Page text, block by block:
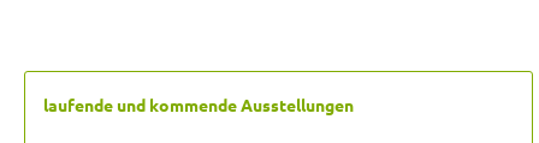
laufende und kommende Ausstellungen